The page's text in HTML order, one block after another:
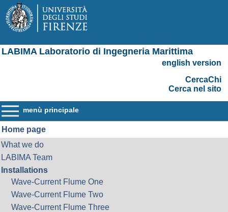
LABIMA Laboratorio di Ingegneria Marittima
english version
CercaChi
Cerca nel sito
menù principale
Home page
What we do
LABIMA Team
Installations
Wave-Current Flume One
Wave-Current Flume Two
Wave-Current Flume Three